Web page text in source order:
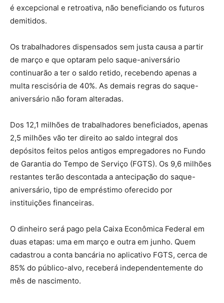
é excepcional e retroativa, não beneficiando os futuros
demitidos.
Os trabalhadores dispensados sem justa causa a partir
de março e que optaram pelo saque-aniversário
continuarão a ter o saldo retido, recebendo apenas a
multa rescisória de 40%. As demais regras do saque-
aniversário não foram alteradas.
Dos 12,1 milhões de trabalhadores beneficiados, apenas
2,5 milhões vão ter direito ao saldo integral dos
depósitos feitos pelos antigos empregadores no Fundo
de Garantia do Tempo de Serviço (FGTS). Os 9,6 milhões
restantes terão descontada a antecipação do saque-
aniversário, tipo de empréstimo oferecido por
instituições financeiras.
O dinheiro será pago pela Caixa Econômica Federal em
duas etapas: uma em março e outra em junho. Quem
cadastrou a conta bancária no aplicativo FGTS, cerca de
85% do público-alvo, receberá independentemente do
mês de nascimento.